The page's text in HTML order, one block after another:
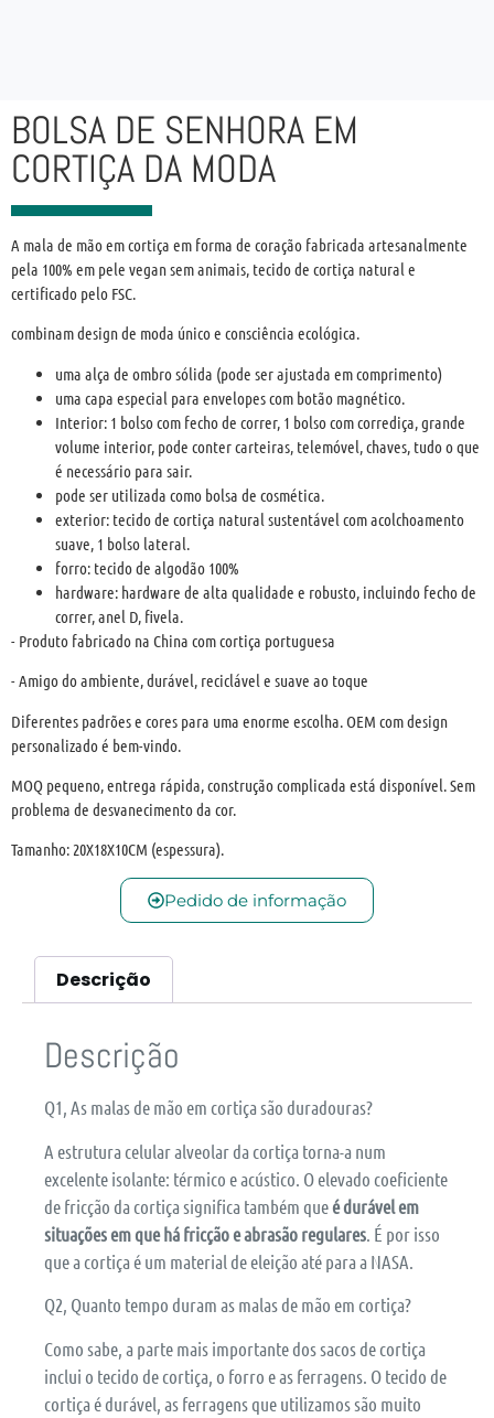
BOLSA DE SENHORA EM
CORTIÇA DA MODA
A mala de mão em cortiça em forma de coração fabricada artesanalmente
pela 100% em pele vegan sem animais, tecido de cortiça natural e
certificado pelo FSC.
combinam design de moda único e consciência ecológica.
uma alça de ombro sólida (pode ser ajustada em comprimento)
uma capa especial para envelopes com botão magnético.
Interior: 1 bolso com fecho de correr, 1 bolso com corrediça, grande
volume interior, pode conter carteiras, telemóvel, chaves, tudo o que
é necessário para sair.
pode ser utilizada como bolsa de cosmética.
exterior: tecido de cortiça natural sustentável com acolchoamento
suave, 1 bolso lateral.
forro: tecido de algodão 100%
hardware: hardware de alta qualidade e robusto, incluindo fecho de
correr, anel D, fivela.
- Produto fabricado na China com cortiça portuguesa
- Amigo do ambiente, durável, reciclável e suave ao toque
Diferentes padrões e cores para uma enorme escolha. OEM com design
personalizado é bem-vindo.
MOQ pequeno, entrega rápida, construção complicada está disponível. Sem
problema de desvanecimento da cor.
Tamanho: 20X18X10CM (espessura).
Pedido de informação
Descrição
Descrição
Q1, As malas de mão em cortiça são duradouras?
A estrutura celular alveolar da cortiça torna-a num
excelente isolante: térmico e acústico. O elevado coeficiente
de fricção da cortiça significa também que é durável em
situações em que há fricção e abrasão regulares . É por isso
que a cortiça é um material de eleição até para a NASA.
Q2, Quanto tempo duram as malas de mão em cortiça?
Como sabe, a parte mais importante dos sacos de cortiça
inclui o tecido de cortiça, o forro e as ferragens. O tecido de
cortiça é durável, as ferragens que utilizamos são muito